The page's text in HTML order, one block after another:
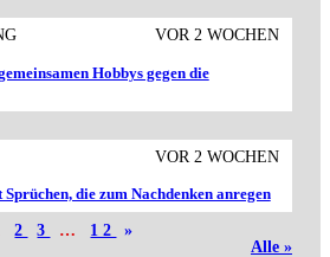
VOR 2 WOCHEN
Hobbys gegen die
VOR 2 WOCHEN
die zum Nachdenken anregen
2 3 … 12
»
Alle »